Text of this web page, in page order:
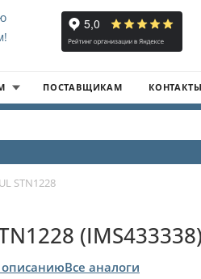
ПОСТАВЩИКАМ КОНТАКТЫ
STN1228
(IMS433338)
Все аналоги